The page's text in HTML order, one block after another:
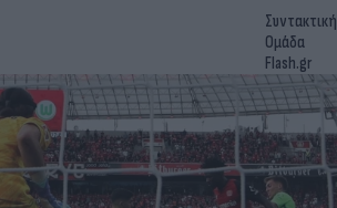
Συντακτική
Ομάδα
Flash.gr